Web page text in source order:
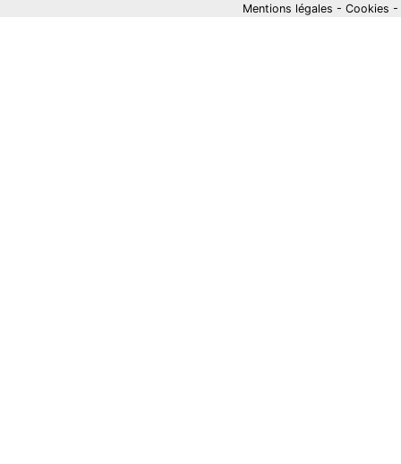
Mentions légales - Cookies -